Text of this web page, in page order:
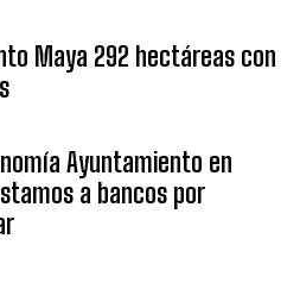
Maya 292 hectáreas con
Ayuntamiento en
a bancos por